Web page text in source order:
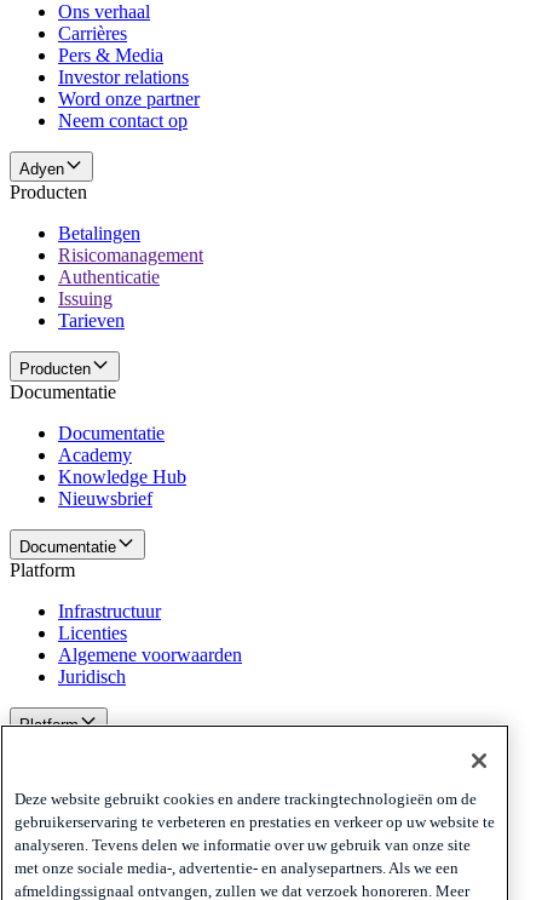
Ons verhaal
Carrières
Pers & Media
Investor relations
Word onze partner
Neem contact op
Adyen
Producten
Betalingen
Risicomanagement
Authenticatie
Issuing
Tarieven
Producten
Documentatie
Documentatie
Academy
Knowledge Hub
Nieuwsbrief
Documentatie
Platform
Infrastructuur
Licenties
Algemene voorwaarden
Juridisch
Platform
Privacy
Cookies
Disclaimer
Beleid en disclaimer
Deze website gebruikt cookies en andere trackingtechnologieën om de
gebruikerservaring te verbeteren en prestaties en verkeer op uw website te
analyseren. Tevens delen we informatie over uw gebruik van onze site
met onze sociale media-, advertentie- en analysepartners. Als we een
afmeldingssignaal ontvangen, zullen we dat verzoek honoreren. Meer